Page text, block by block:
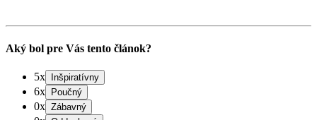
Aký bol pre Vás tento článok?
5x
6x
0x